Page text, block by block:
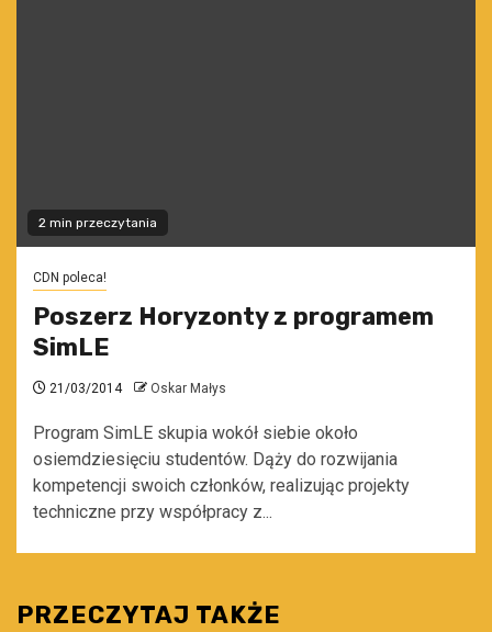
2 min przeczytania
CDN poleca!
Poszerz Horyzonty z programem
SimLE
21/03/2014 Oskar Małys
Program SimLE skupia wokół siebie około
osiemdziesięciu studentów. Dąży do rozwijania
kompetencji swoich członków, realizując projekty
techniczne przy współpracy z...
PRZECZYTAJ TAKŻE